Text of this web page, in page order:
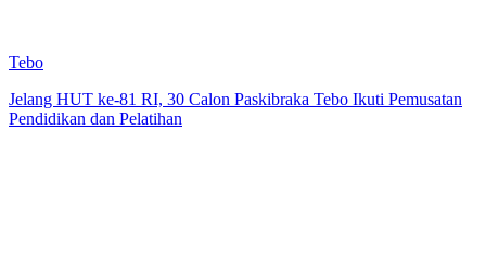
Tebo
Jelang HUT ke-81 RI, 30 Calon Paskibraka Tebo Ikuti Pemusatan
Pendidikan dan Pelatihan